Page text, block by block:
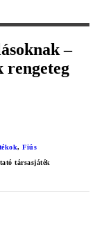
–
rengeteg
, Fiús
társasjáték